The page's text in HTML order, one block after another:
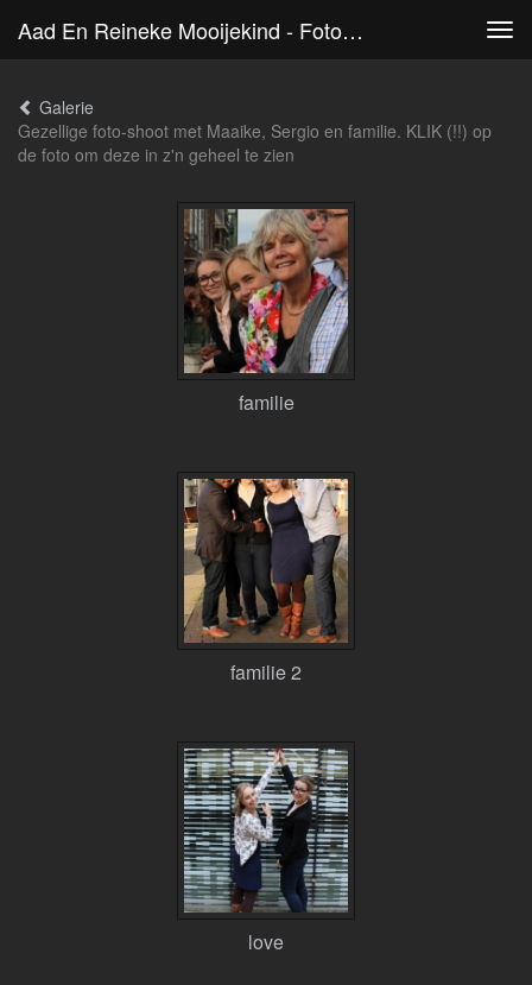
Aad En Reineke Mooijekind - Foto-Shoot
Galerie
Gezellige foto-shoot met Maaike, Sergio en familie. KLIK (!!) op
de foto om deze in z'n geheel te zien
familie
familie 2
love